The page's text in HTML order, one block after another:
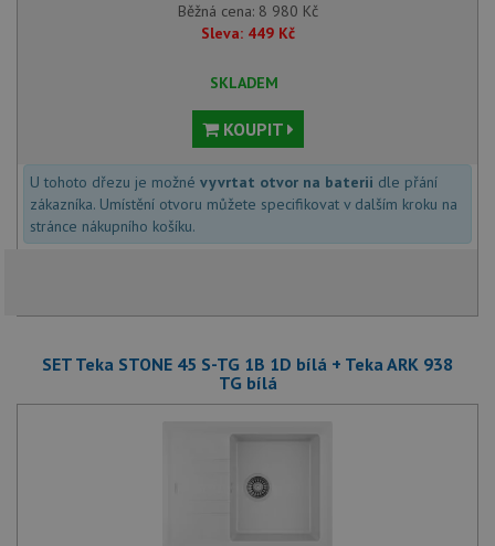
Běžná cena: 8 980 Kč
Sleva: 449 Kč
SKLADEM
KOUPIT
U tohoto dřezu je možné vyvrtat otvor na baterii dle přání
zákazníka. Umístění otvoru můžete specifikovat v dalším kroku na
stránce nákupního košíku.
SET Teka STONE 45 S-TG 1B 1D bílá + Teka ARK 938
TG bílá